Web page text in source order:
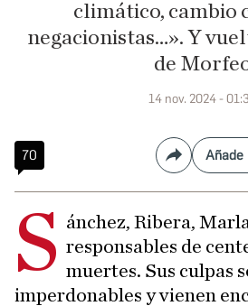
climático, cambio
negacionistas…». Y
de
14 nov. 2024 -
70 Compartir
Añade
S ánchez, Ribera,
responsables de
muertes. Sus culpas
imperdonables y vienen